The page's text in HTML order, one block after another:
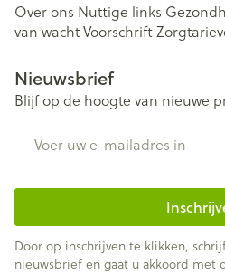
Over ons Nuttige links
van wachtVoorschrift
Nieuwsbrief
Blijf op de hoogte van nieuwe
Door op inschrijven te klikken,
nieuwsbrief en gaat u akkoord met